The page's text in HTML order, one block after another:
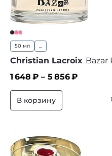
50 мл ...
Christian Lacroix Bazar
1 648 ₽ – 5 856₽
В корзину